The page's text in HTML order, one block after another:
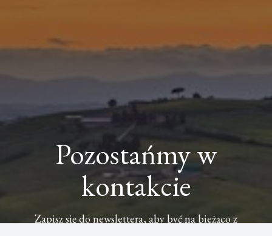
Pozostańmy w
kontakcie
Zapisz się do newslettera, aby być na bieżąco z